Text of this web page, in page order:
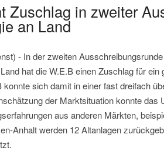
Zuschlag in zweiter
an Land
- In der zweiten
hat die W.E.B einen Zuschlag für
konnte sich damit in einer fast dreifach
der Marktsituation konnte das
aus anderen Märkten,
Anhalt werden 12 Altanlagen